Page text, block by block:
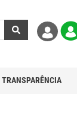
TRANSPARÊNCIA